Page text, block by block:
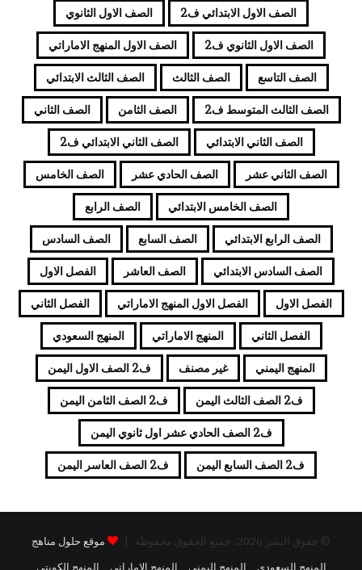
الصف الاول الابتدائي ف2 الصف الاول الثانوي
الصف الاول الثانوي ف2 الصف الاول المنهج الاماراتي
الصف التاسع الصف الثالث الصف الثالث الابتدائي
الصف الثالث المتوسط ف2 الصف الثامن الصف الثاني
الصف الثاني الابتدائي الصف الثاني الابتدائي ف2
الصف الثاني عشر الصف الحادي عشر الصف الخامس
الصف الخامس الابتدائي الصف الرابع
الصف الرابع الابتدائي الصف السابع الصف السادس
الصف السادس الابتدائي الصف العاشر الفصل الاول
الفصل الاول الفصل الاول المنهج الاماراتي الفصل الثاني
الفصل الثاني المنهج الاماراتي المنهج السعودي
المنهج اليمني غير مصنف ف2 الصف الاول اليمن
ف2 الصف الثالث اليمن ف2 الصف الثامن اليمن
ف2 الصف الحادي عشر اول ثانوي اليمن
ف2 الصف السابع اليمن ف2 الصف العاسر اليمن
© حقوق النشر 2026، جميع الحقوق محفوظة |
موقع حلول مناهج
المنهج السعودي
المنهج اليمني المنهج الاماراتي المنهج الكويتي